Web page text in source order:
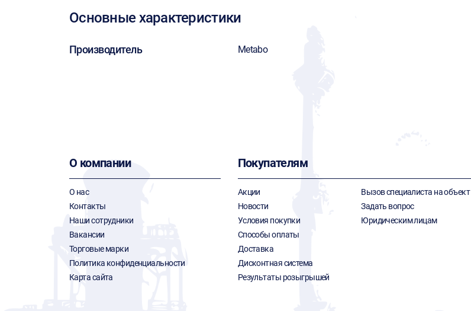
Основные характеристики
Производитель Metabo
О компании
О нас
Контакты
Наши сотрудники
Вакансии
Торговые марки
Политика конфиденциальности
Карта сайта
Покупателям
Акции
Новости
Условия покупки
Способы оплаты
Доставка
Дисконтная система
Результаты розыгрышей
Вызов специалиста на объект
Задать вопрос
Юридическим лицам